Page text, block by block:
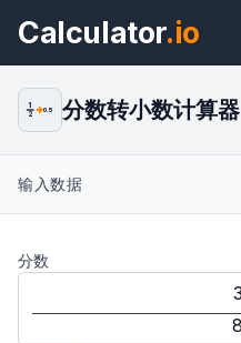
Calculator.io
1
2
0.5 分数转小数计算器
输入数据
分数